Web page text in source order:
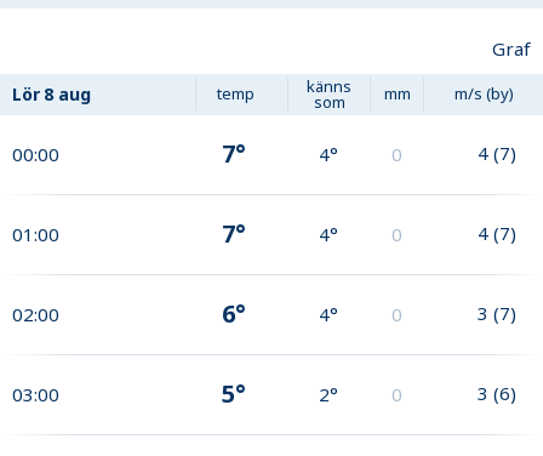
Graf
Lör 8 aug temp känns
som mm m/s (by)
00:00 7° 4° 0 4 (7)
01:00 7° 4° 0 4 (7)
02:00 6° 4° 0 3 (7)
03:00 5° 2° 0 3 (6)